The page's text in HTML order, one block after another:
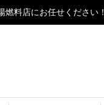
料店にお任せください！